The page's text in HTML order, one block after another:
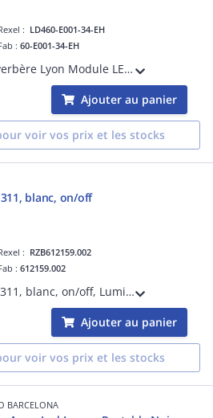
: LD460-E001-34-EH
:60-E001-34-EH
Réverbère Lyon Module LED 55W SW 2700-3200-4000K CRI80 4741lm DALI-2 100-240V IP66 Gris Aluminium
Ajouter au panier
voir vos prix et les stocks
blanc, on/off
: RZB612159.002
:612159.002
HB 311, blanc, on/off, Luminaires de jardin, D 500 H 500, Matière synthétique (PE) opale
Ajouter au panier
voir vos prix et les stocks
BARCELONA